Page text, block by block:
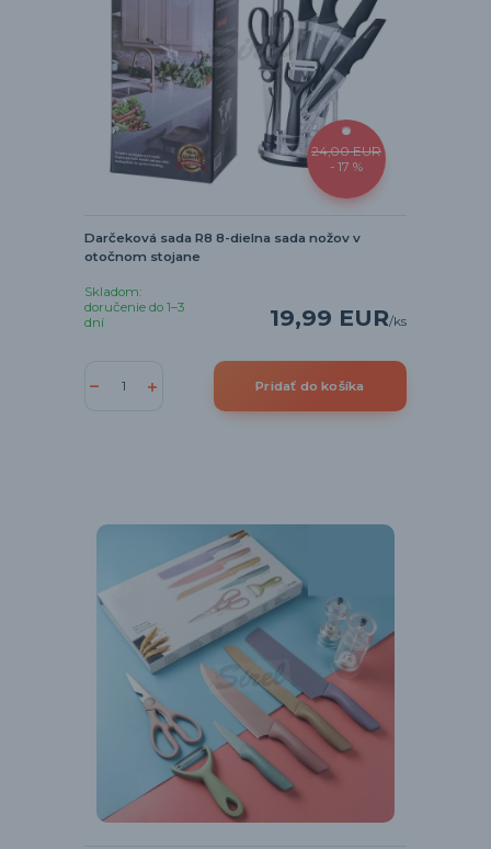
24,00 EUR
- 17 %
Darčeková sada R8 8-dielna sada nožov v
otočnom stojane
19,99 EUR/ks
Skladom:
doručenie do 1–3
dní
Pridať do košíka